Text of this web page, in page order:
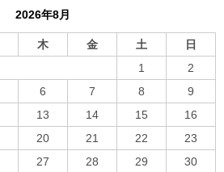
2026年8月
木 金 土
日
1
2
6 7 8
9
13 14 15
16
20 21 22
23
27 28 29
30